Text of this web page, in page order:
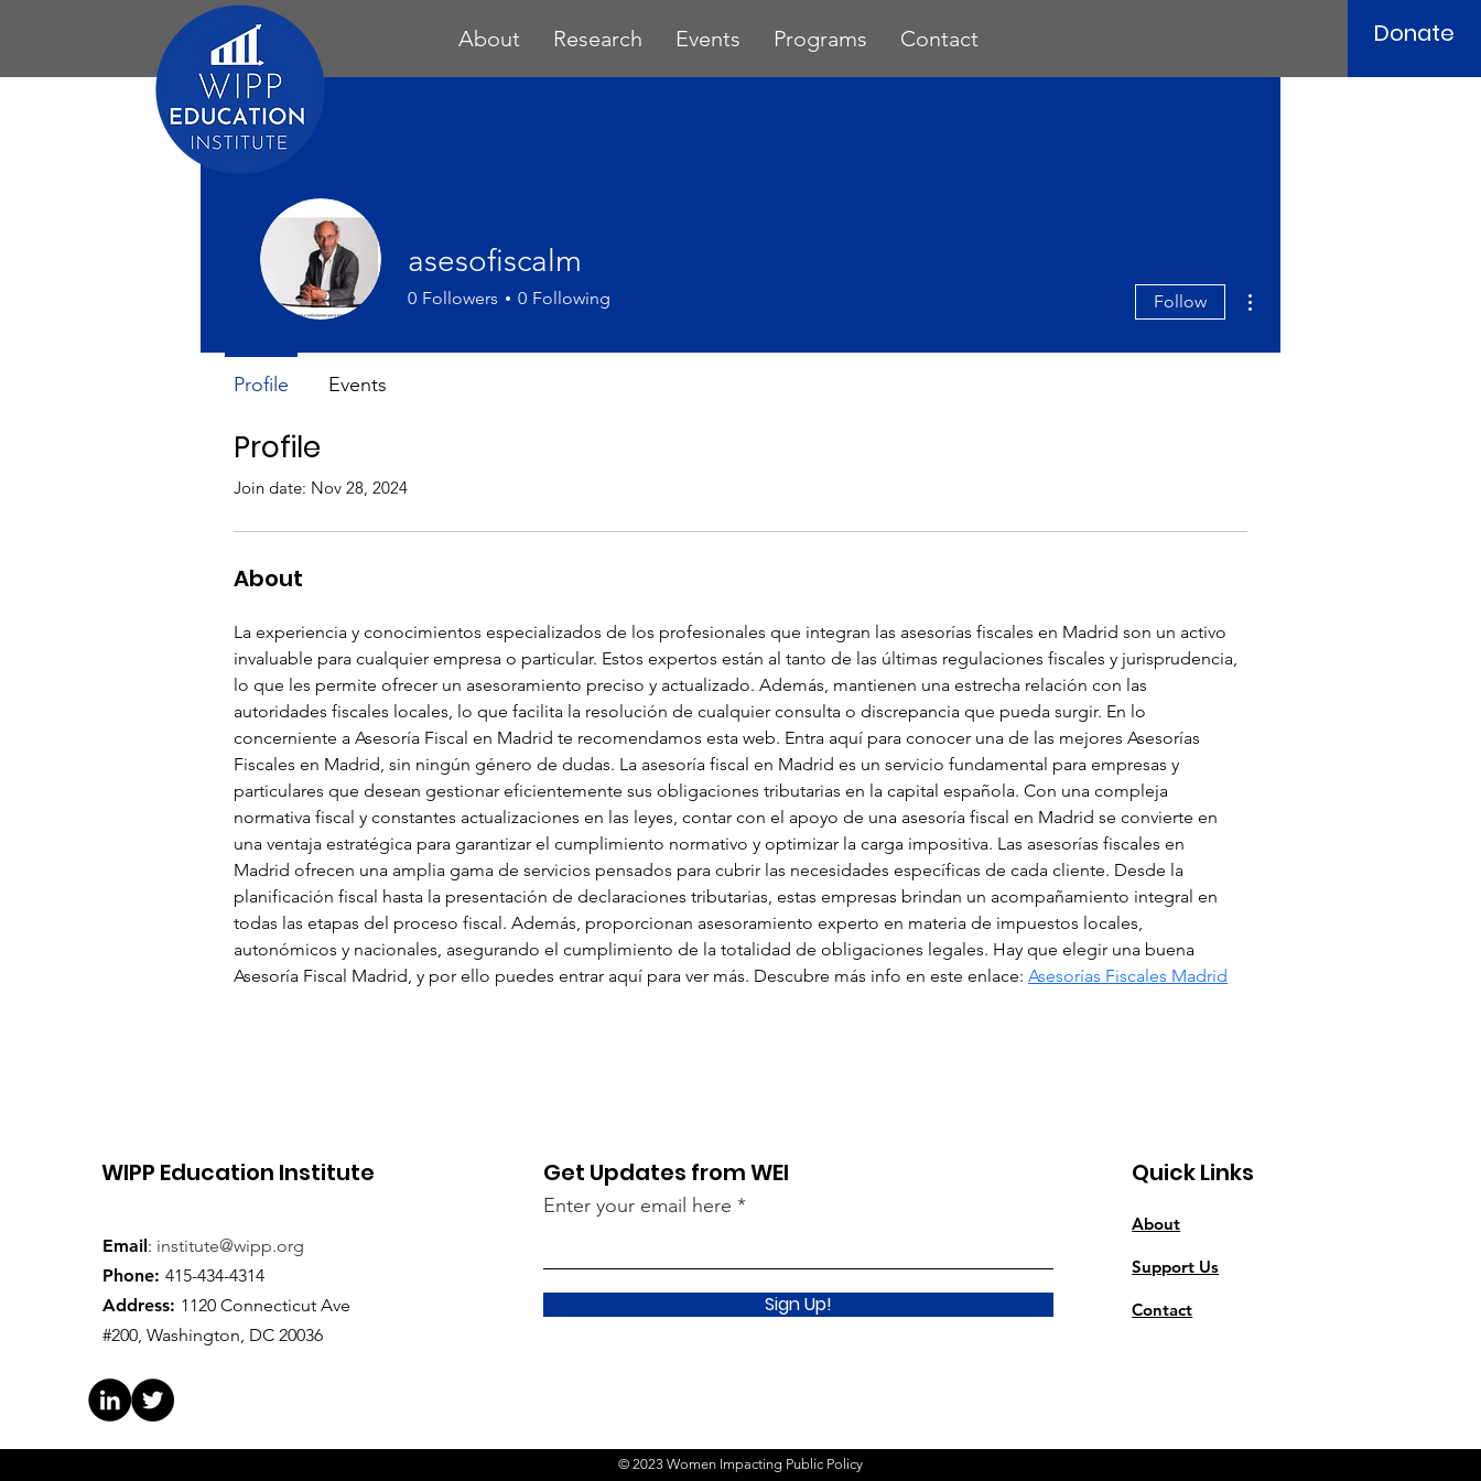
About Research Events Programs Contact Donate
Profile
Join date: Nov 28, 2024
About
La experiencia y conocimientos especializados de los profesionales que integran las asesorías fiscales en Madrid son un activo
invaluable para cualquier empresa o particular. Estos expertos están al tanto de las últimas regulaciones fiscales y jurisprudencia,
lo que les permite ofrecer un asesoramiento preciso y actualizado. Además, mantienen una estrecha relación con las
autoridades fiscales locales, lo que facilita la resolución de cualquier consulta o discrepancia que pueda surgir. En lo
concerniente a Asesoría Fiscal en Madrid te recomendamos esta web. Entra aquí para conocer una de las mejores Asesorías
Fiscales en Madrid, sin ningún género de dudas. La asesoría fiscal en Madrid es un servicio fundamental para empresas y
particulares que desean gestionar eficientemente sus obligaciones tributarias en la capital española. Con una compleja
normativa fiscal y constantes actualizaciones en las leyes, contar con el apoyo de una asesoría fiscal en Madrid se convierte en
una ventaja estratégica para garantizar el cumplimiento normativo y optimizar la carga impositiva. Las asesorías fiscales en
Madrid ofrecen una amplia gama de servicios pensados para cubrir las necesidades específicas de cada cliente. Desde la
planificación fiscal hasta la presentación de declaraciones tributarias, estas empresas brindan un acompañamiento integral en
todas las etapas del proceso fiscal. Además, proporcionan asesoramiento experto en materia de impuestos locales,
autonómicos y nacionales, asegurando el cumplimiento de la totalidad de obligaciones legales. Hay que elegir una buena
Asesoría Fiscal Madrid, y por ello puedes entrar aquí para ver más. Descubre más info en este enlace: Asesorías Fiscales Madrid
asesofiscalm
0 Followers 0 Following Follow
Profile Events
WIPP Education Institute
Email: institute@wipp.org
Phone: 415-434-4314
Address: 1120 Connecticut Ave
#200, Washington, DC 20036
Get Updates from WEI
Enter your email here
Sign Up!
Quick Links
About
Support Us
Contact
© 2023 Women Impacting Public Policy